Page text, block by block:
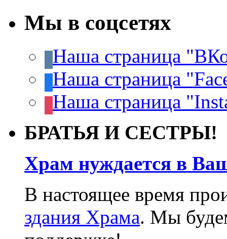
Мы в соцсетях
Наша страница
Наша страница
Наша страница
БРАТЬЯ И СЕСТРЫ!
Храм нуждается в
В настоящее время
здания Храма. Мы